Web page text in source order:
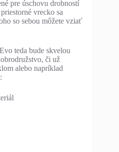
pre úschovu drobností
vrecko sa
so sebou môžete vziať
teda bude skvelou
či už
alebo napríklad